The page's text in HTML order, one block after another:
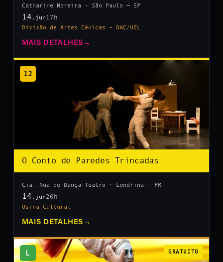
Catharine Moreira · São Paulo — SP
14 .jun 17h
Divisão de Artes Cênicas – DAC/UEL
MAIS DETALHES →
12
O Conto de Paredes Trincadas
Cia. Nua de Dança-Teatro · Londrina — PR
14 .jun20h
Usina Cultural
MAIS DETALHES →
L GRATUITO